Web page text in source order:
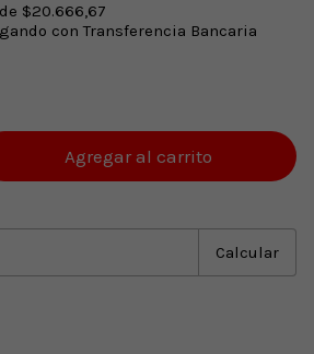
$20.666,67
con Transferencia Bancaria
Calcular